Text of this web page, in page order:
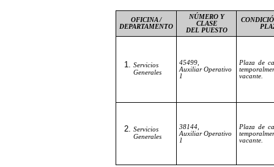
OFICINA /
DEPARTAMENTO
NÚMERO Y
CLASE
DEL PUESTO
Servicios
Generales
45499,
Auxiliar Operativo
1
Plaza de
vacante.
Servicios
Generales
38144,
Auxiliar Operativo
1
Plaza de
vacante.